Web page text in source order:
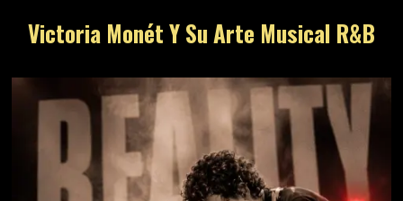
Victoria Monét Y Su Arte Musical R&B